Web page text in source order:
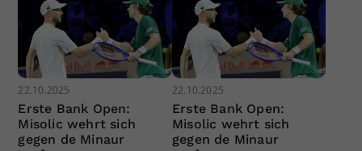
22.10.2025
Erste Bank Open:
Misolic wehrt sich
gegen de Minaur
22.10.2025
Erste Bank Open:
Misolic wehrt sich
gegen de Minaur